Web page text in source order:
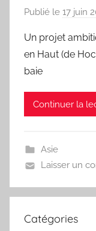
Publié le 17 juin
Un projet
en Haut (de
baie
Continuer la
Asie
Laisser un
Catégories